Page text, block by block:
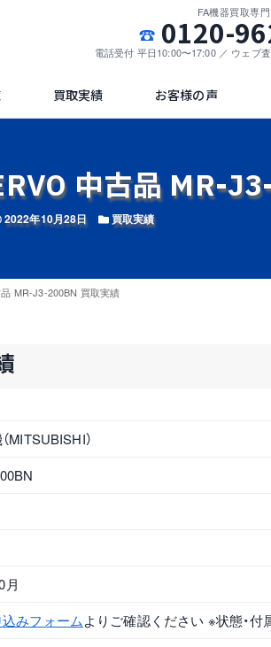
FA機器買取専
0120-
電話受付 平日10:00〜17:00 ／ ウェブ
買取実績 お客様の声
中古品 MR-
投稿日
2022年10月28日 カテゴリー
買取実績
MR-J3-200BN 買取実績
MITSUBISHI）
月
みフォームよりご確認ください ※状態・付